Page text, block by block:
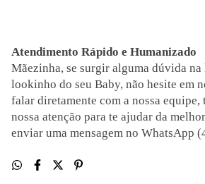
Atendimento Rápido e Humanizado
Mãezinha, se surgir alguma dúvida na
lookinho do seu Baby, não hesite em
falar diretamente com a nossa equipe,
nossa atenção para te ajudar da
enviar uma mensagem no WhatsApp